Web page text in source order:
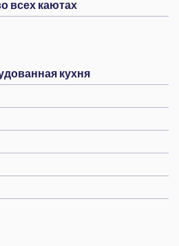
всех каютах
кухня